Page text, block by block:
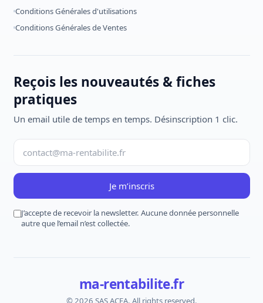
Conditions Générales d'utilisations
Conditions Générales de Ventes
Reçois les nouveautés & fiches
pratiques
Un email utile de temps en temps. Désinscription 1 clic.
Je m’inscris
J’accepte de recevoir la newsletter. Aucune donnée personnelle
autre que l’email n’est collectée.
ma-rentabilite.fr
© 2026 SAS ACFA. All rights reserved.